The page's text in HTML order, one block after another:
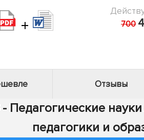
+ 700
Отзывы
- Педагогические науки
педагогики и